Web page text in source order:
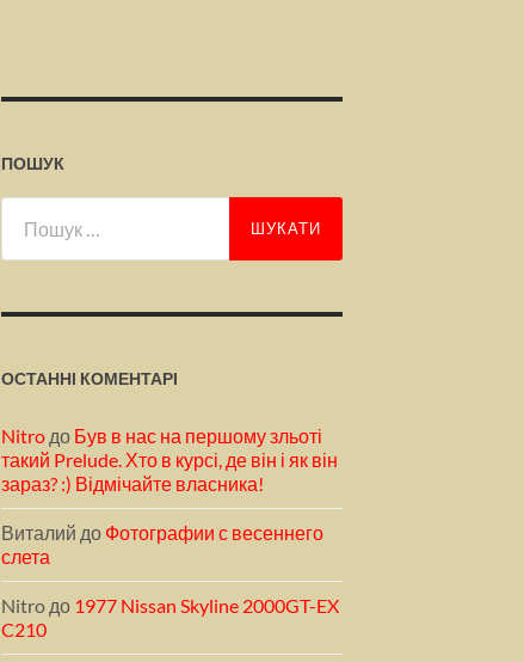
ПОШУК
ОСТАННІ КОМЕНТАРІ
Nitro до Був в нас на першому зльоті
такий Prelude. Хто в курсі, де він і як він
зараз? :) Відмічайте власника!
Виталий до Фотографии с весеннего
слета
Nitro до 1977 Nissan Skyline 2000GT-EX
C210